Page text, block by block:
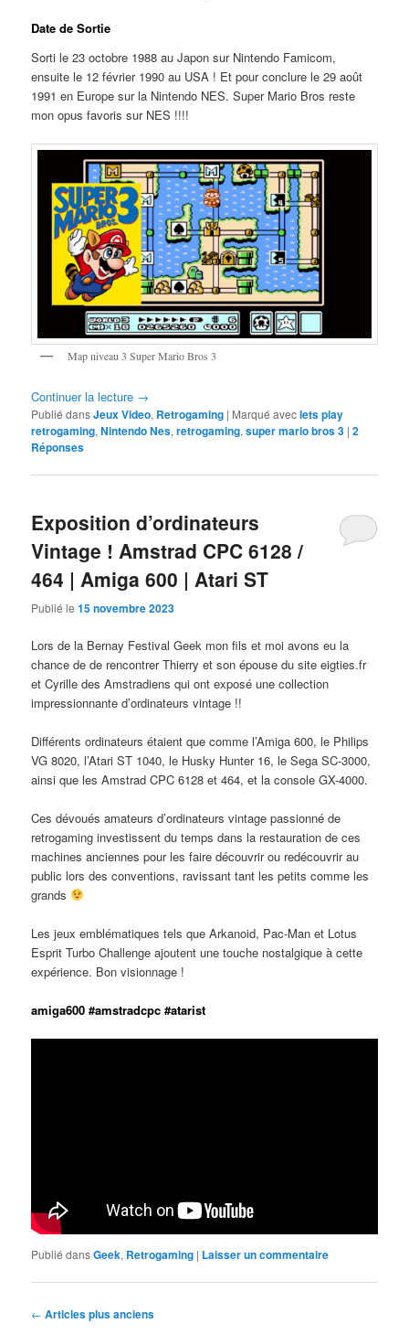
Date de Sortie
Sorti le 23 octobre 1988 au Japon sur Nintendo Famicom,
ensuite le 12 février 1990 au USA ! Et pour conclure le 29 août
1991 en Europe sur la Nintendo NES. Super Mario Bros reste
mon opus favoris sur NES !!!!
Map niveau 3 Super Mario Bros 3
Continuer la lecture →
Publié dansJeux Video, Retrogaming | Marqué aveclets play
retrogaming,Nintendo Nes,retrogaming,super mario bros 3 |2
Réponses
Exposition d’ordinateurs
Vintage ! Amstrad CPC 6128 /
464 | Amiga 600 | Atari ST
Publié le15 novembre 2023
Lors de la Bernay Festival Geek mon fils et moi avons eu la
chance de de rencontrer Thierry et son épouse du site eigties.fr
et Cyrille des Amstradiens qui ont exposé une collection
impressionnante d’ordinateurs vintage !!
Différents ordinateurs étaient que comme l’Amiga 600, le Philips
VG 8020, l’Atari ST 1040, le Husky Hunter 16, le Sega SC-3000,
ainsi que les Amstrad CPC 6128 et 464, et la console GX-4000.
Ces dévoués amateurs d’ordinateurs vintage passionné de
retrogaming investissent du temps dans la restauration de ces
machines anciennes pour les faire découvrir ou redécouvrir au
public lors des conventions, ravissant tant les petits comme les
grands
Les jeux emblématiques tels que Arkanoid, Pac-Man et Lotus
Esprit Turbo Challenge ajoutent une touche nostalgique à cette
expérience. Bon visionnage !
amiga600 #amstradcpc #atarist
Publié dansGeek, Retrogaming | Laisser un commentaire
Navigation
← Articles plus anciens